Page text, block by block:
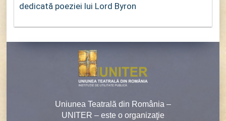
dedicată poeziei lui Lord Byron
Uniunea Teatrală din România –
UNITER – este o organizaţie